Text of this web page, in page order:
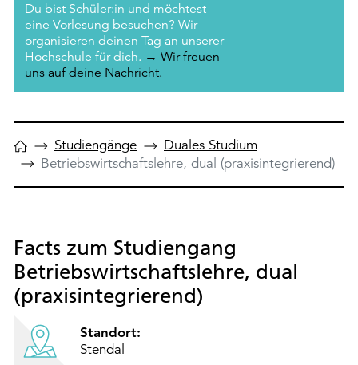
Du bist Schüler:in und möchtest
eine Vorlesung besuchen? Wir
organisieren deinen Tag an unserer
Hochschule für dich. → Wir freuen
uns auf deine Nachricht.
Studiengänge
Duales Studium
Betriebswirtschaftslehre, dual (praxisintegrierend)
Facts zum Studiengang
Betriebswirtschaftslehre, dual
(praxisintegrierend)
Standort:
Stendal